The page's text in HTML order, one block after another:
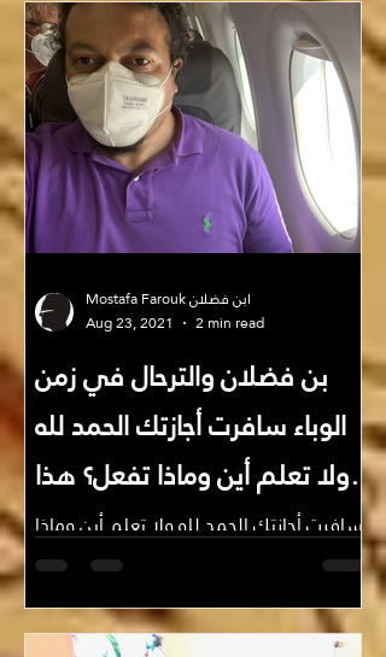
بن فضلان والترحال في زمن
الوباء سافرت أجازتك الحمد لله
ولا تعلم أين وماذا تفعل؟ هذا
المقال لك!
سافرت أجازتك الحمد لله ولا تعلم أين وماذا
تفعل عند العودة؟ هذا الپوست لك، بل
سيساعدك في اختيار مكان إجازتك أيضاً:
طبعاً الأولوية لقاعدة...
Mostafa Farouk ابن فضلان
Aug 23, 2021
2 min read